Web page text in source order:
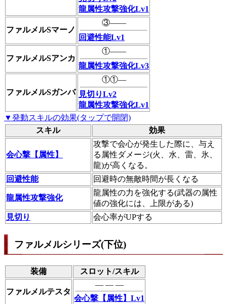
龍属性攻撃強化Lv1
ファルメルSマーノ
③――
回避性能Lv1
ファルメルSアンカ
①――
龍属性攻撃強化Lv3
ファルメルSガンバ
①①―
見切りLv2
龍属性攻撃強化Lv1
▼発動スキルの効果(タップで開閉)
スキル
効果
会心撃【属性】
攻撃で会心が発生した際に、与え
る属性ダメージ(火、水、雷、氷、
龍)が高くなる。
回避性能
回避時の無敵時間が長くなる
龍属性攻撃強化
龍属性の力を強化する(武器の属性
値の強化には、上限がある)
見切り
会心率がUPする
ファルメルシリーズ(下位)
装備 スロット/スキル
ファルメルテスタ
― ― ―
会心撃【属性】Lv1